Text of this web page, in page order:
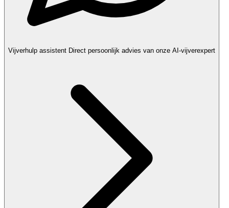
Vijverhulp assistent Direct persoonlijk advies van onze AI-vijverexpert